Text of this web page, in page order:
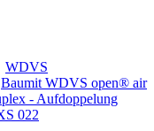
WDVS
Baumit WDVS open® air
- Aufdoppelung
022